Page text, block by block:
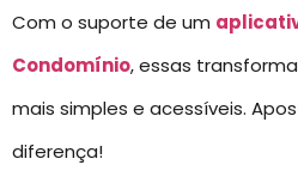
Com o suporte de um
Condomínio, essas
mais simples e acessíveis.
diferença!